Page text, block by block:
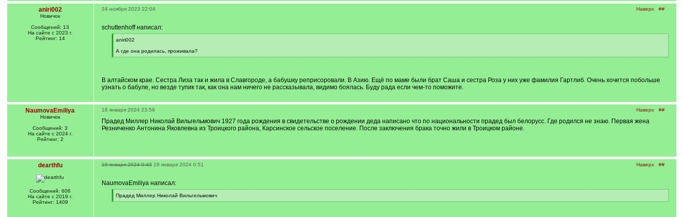
aniri002
Новичок
Сообщений: 13
На сайте с 2023 г.
Рейтинг: 14
Наверх ##
24 ноября 2023 22:04
schuttenhoff написал:
[
]
aniri002
А где она родилась, проживала?
[
В алтайском крае. Сестра Лиза так и жила в Славгороде, а бабушку реприсоровали. В Азию. Ещё по маме были брат Саша и сестра Роза у них уже фамилия Гартлиб. Очень хочется побольше
узнать о бабуле, но везде тупик так, как она нам ничего не рассказывала, видимо боялась. Буду рада если чем-то поможите.
NaumovaEmiliya
Новичок
Сообщений: 3
На сайте с 2024 г.
Рейтинг: 2
Наверх ##
18 января 2024 23:59
Прадед Миллер Николай Вильгельмович 1927 года рождения в свидетельстве о рождении деда написано что по национальности прадед был белорусс. Где родился не знаю. Первая жена
Резниченко Антонина Яковлевна из Троицкого района, Карсинское сельское поселение. После заключения брака точно жили в Троицком районе.
dearthfu
Сообщений: 606
На сайте с 2019 г.
Рейтинг: 1409
Наверх ##
19 января 2024 0:43 19 января 2024 0:51
NaumovaEmiliya написал:
[
q
Прадед Миллер Николай Вильгельмович
[